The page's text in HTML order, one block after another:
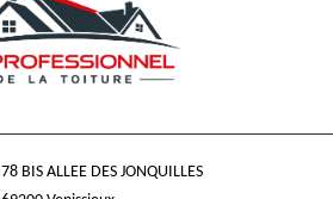
78 BIS ALLEE DES JONQUILLES